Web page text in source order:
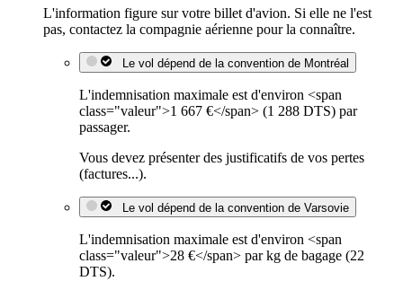
L'information figure sur votre billet d'avion. Si elle ne l'est
pas, contactez la compagnie aérienne pour la connaître.
Le vol dépend de la convention de Montréal
L'indemnisation maximale est d'environ <span
class="valeur">1 667 €</span> (1 288 DTS) par
passager.
Vous devez présenter des justificatifs de vos pertes
(factures...).
Le vol dépend de la convention de Varsovie
L'indemnisation maximale est d'environ <span
class="valeur">28 €</span> par kg de bagage (22
DTS).